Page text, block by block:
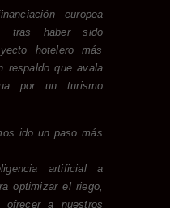
europea
tras haber sido
hotelero más
respaldo que avala
por un turismo
ido un paso más
artificiala
optimizar el riego,
a nuestros